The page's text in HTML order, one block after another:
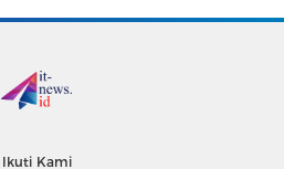
Ikuti Kami